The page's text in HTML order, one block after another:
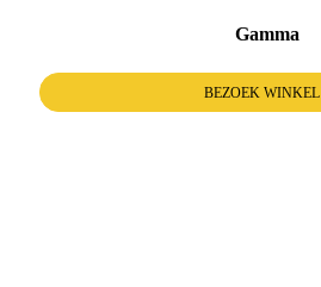
Gamma
BEZOEK WINKEL